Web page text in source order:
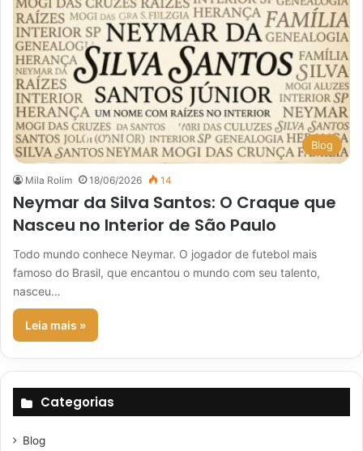
Blog
Mila Rolim 18/06/2026 14
Neymar da Silva Santos: O Craque que
Nasceu no Interior de São Paulo
Todo mundo conhece Neymar. O jogador de futebol mais
famoso do Brasil, que encantou o mundo com seu talento,
nasceu…
Leia mais »
Categorias
Blog